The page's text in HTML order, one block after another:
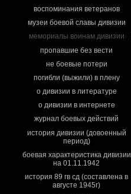
воспоминания ветеранов
музеи боевой славы дивизии
мемориалы воинам дивизии
пропавшие без вести
не боевые потери
погибли (выжили) в плену
о дивизии в литературе
о дивизии в интернете
журнал боевых действий
история дивизии (довоенный
период)
боевая характеристика дивизии
на 01.11.1942
история 89 гв сд (составлена в
августе 1945г)